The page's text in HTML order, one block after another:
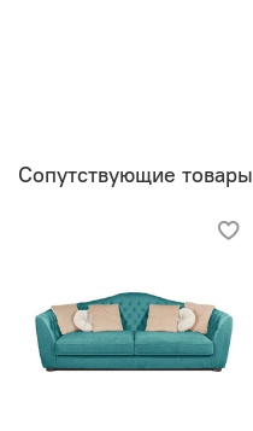
Сопутствующие товары